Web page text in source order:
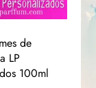
de
LP
100ml